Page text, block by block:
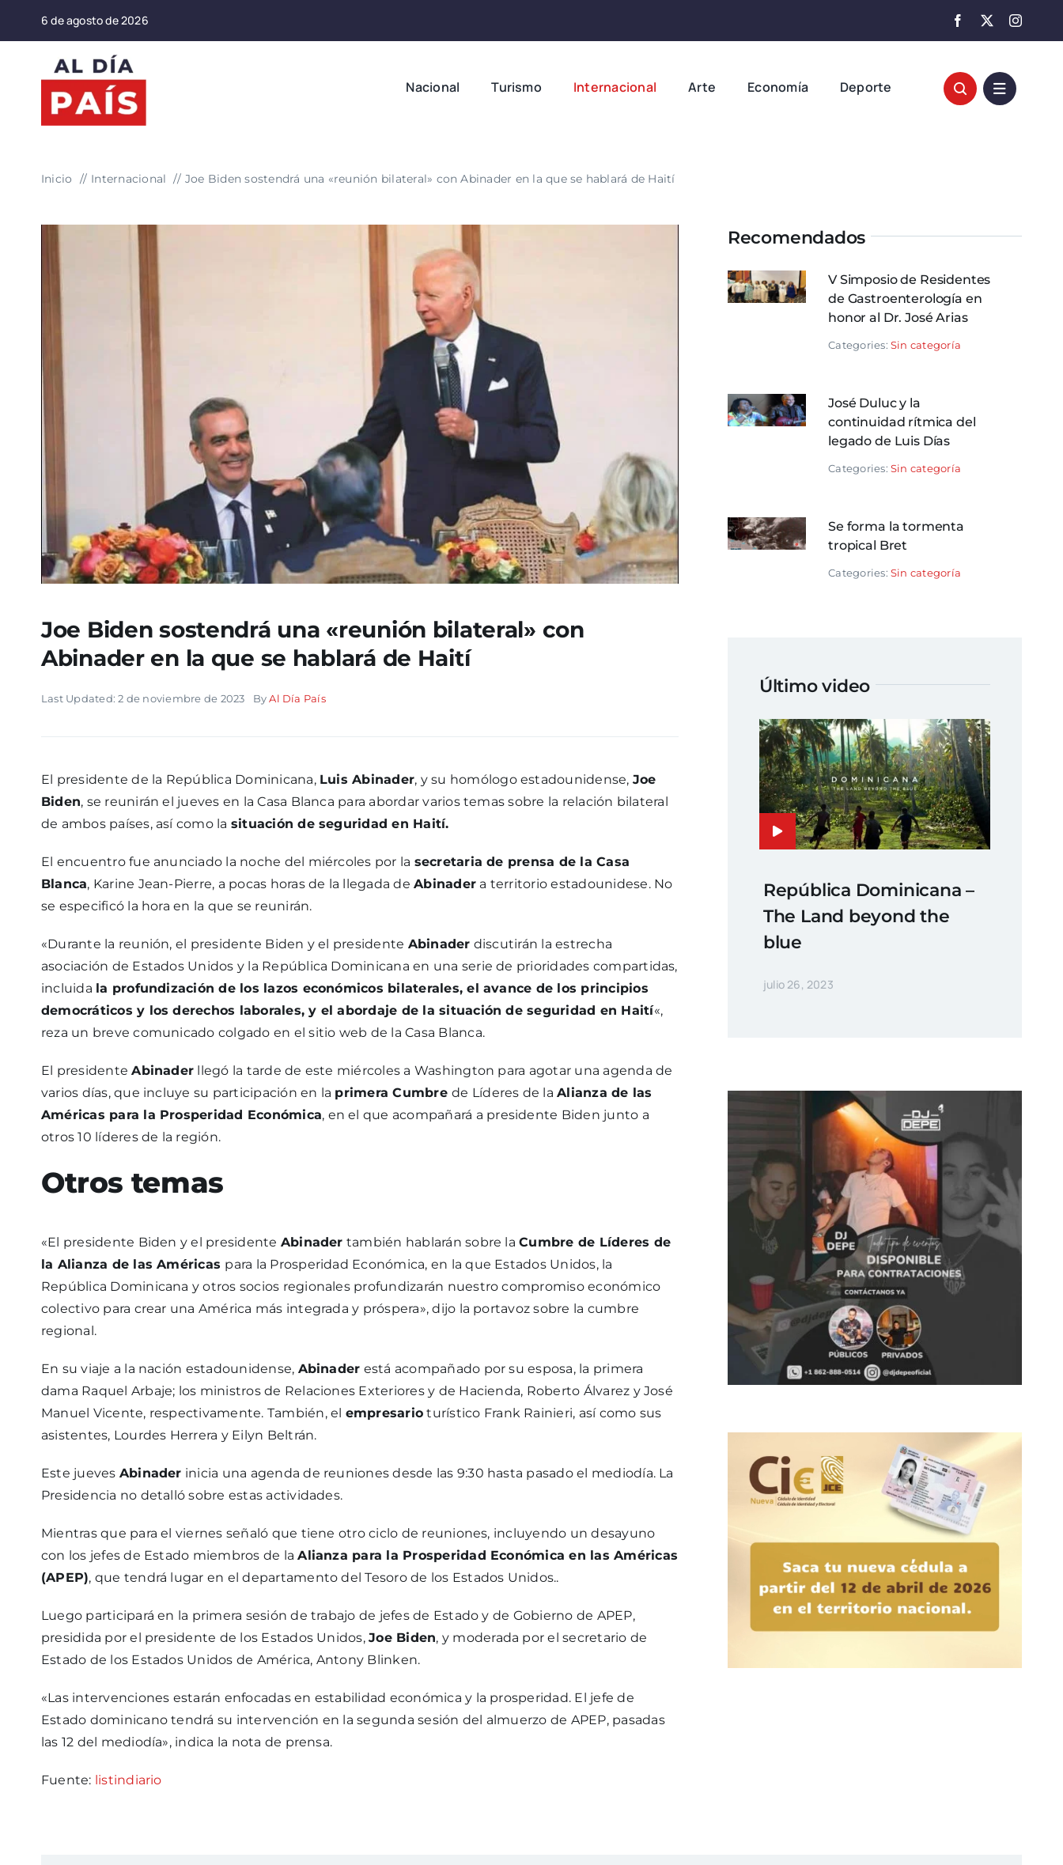
6 de agosto de 2026
Nacional Turismo Internacional Arte Economía Deporte
Inicio Internacional Joe Biden sostendrá una «reunión bilateral» con Abinader en la que se hablará de Haití
Joe Biden sostendrá una «reunión bilateral» con
Abinader en la que se hablará de Haití
Last Updated: 2 de noviembre de 2023 ByAl Día País
El presidente de la República Dominicana, Luis Abinader, y su homólogo estadounidense, Joe
Biden, se reunirán el jueves en la Casa Blanca para abordar varios temas sobre la relación bilateral
de ambos países, así como la situación de seguridad en Haití.
El encuentro fue anunciado la noche del miércoles por la secretaria de prensa de la Casa
Blanca, Karine Jean-Pierre, a pocas horas de la llegada deAbinader a territorio estadounidese. No
se especificó la hora en la que se reunirán.
«Durante la reunión, el presidente Biden y el presidente Abinader discutirán la estrecha
asociación de Estados Unidos y la República Dominicana en una serie de prioridades compartidas,
incluida la profundización de los lazos económicos bilaterales, el avance de los principios
democráticos y los derechos laborales, y el abordaje de la situación de seguridad en Haití«,
reza un breve comunicado colgado en el sitio web de la Casa Blanca.
El presidenteAbinader llegó la tarde de este miércoles a Washington para agotar una agenda de
varios días, que incluye su participación en la primera Cumbrede Líderes de laAlianza de las
Américas para la Prosperidad Económica, en el que acompañará a presidente Biden junto a
otros 10 líderes de la región.
Otros temas
«El presidente Biden y el presidente Abinader también hablarán sobre laCumbre de Líderes de
la Alianza de las Américas para la Prosperidad Económica, en la que Estados Unidos, la
República Dominicana y otros socios regionales profundizarán nuestro compromiso económico
colectivo para crear una América más integrada y próspera», dijo la portavoz sobre la cumbre
regional.
En su viaje a la nación estadounidense, Abinader está acompañado por su esposa, la primera
dama Raquel Arbaje; los ministros de Relaciones Exteriores y de Hacienda, Roberto Álvarez y José
Manuel Vicente, respectivamente. También, el empresario turístico Frank Rainieri, así como sus
asistentes, Lourdes Herrera y Eilyn Beltrán.
Este jueves Abinader inicia una agenda de reuniones desde las 9:30 hasta pasado el mediodía. La
Presidencia no detalló sobre estas actividades.
Mientras que para el viernes señaló que tiene otro ciclo de reuniones, incluyendo un desayuno
con los jefes de Estado miembros de laAlianza para la Prosperidad Económica en las Américas
(APEP), que tendrá lugar en el departamento del Tesoro de los Estados Unidos..
Luego participará en la primera sesión de trabajo de jefes de Estado y de Gobierno de APEP,
presidida por el presidente de los Estados Unidos,Joe Biden, y moderada por el secretario de
Estado de los Estados Unidos de América, Antony Blinken.
«Las intervenciones estarán enfocadas en estabilidad económica y la prosperidad. El jefe de
Estado dominicano tendrá su intervención en la segunda sesión del almuerzo de APEP, pasadas
las 12 del mediodía», indica la nota de prensa.
Fuente: listindiario
Recomendados
V Simposio de Residentes
de Gastroenterología en
honor al Dr. José Arias
Categories: Sin categoría
José Duluc y la
continuidad rítmica del
legado de Luis Días
Categories: Sin categoría
Se forma la tormenta
tropical Bret
Categories: Sin categoría
Último video
República Dominicana –
The Land beyond the
blue
julio 26, 2023